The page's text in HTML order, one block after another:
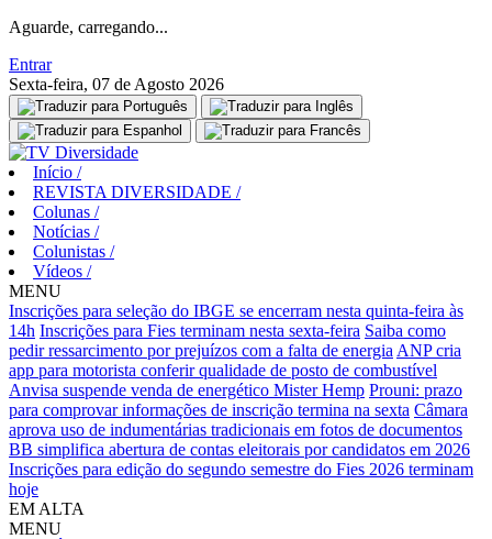
Aguarde, carregando...
Entrar
Sexta-feira, 07 de Agosto 2026
Início /
REVISTA DIVERSIDADE /
Colunas /
Notícias /
Colunistas /
Vídeos /
MENU
Inscrições para seleção do IBGE se encerram nesta quinta-feira às
14h Inscrições para Fies terminam nesta sexta-feira Saiba como
pedir ressarcimento por prejuízos com a falta de energia ANP cria
app para motorista conferir qualidade de posto de combustível
Anvisa suspende venda de energético Mister Hemp Prouni: prazo
para comprovar informações de inscrição termina na sexta Câmara
aprova uso de indumentárias tradicionais em fotos de documentos
BB simplifica abertura de contas eleitorais por candidatos em 2026
Inscrições para edição do segundo semestre do Fies 2026 terminam
hoje
EM ALTA
MENU